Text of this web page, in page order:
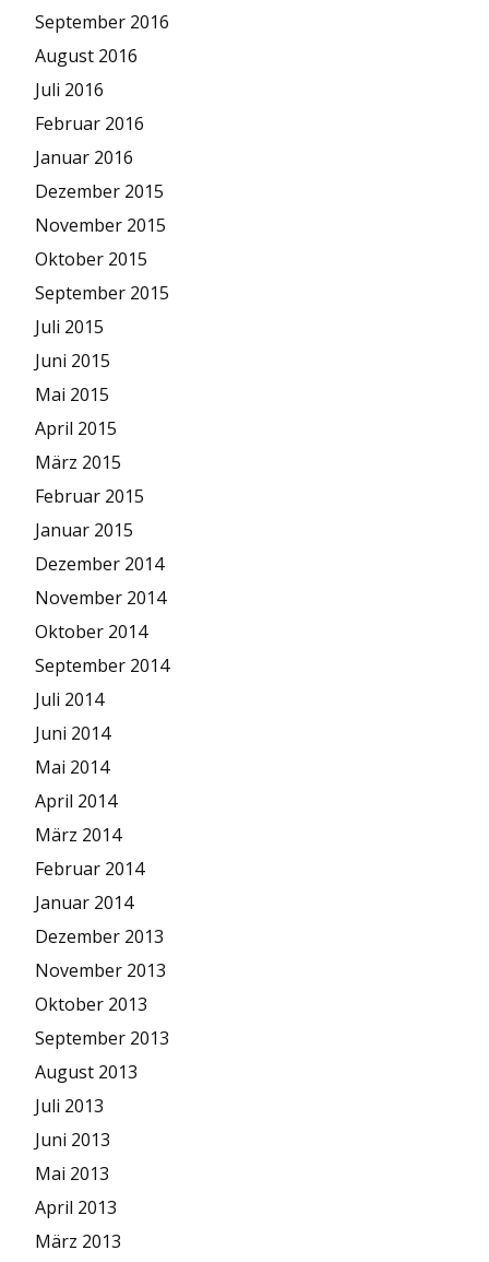
September 2016
August 2016
Juli 2016
Februar 2016
Januar 2016
Dezember 2015
November 2015
Oktober 2015
September 2015
Juli 2015
Juni 2015
Mai 2015
April 2015
März 2015
Februar 2015
Januar 2015
Dezember 2014
November 2014
Oktober 2014
September 2014
Juli 2014
Juni 2014
Mai 2014
April 2014
März 2014
Februar 2014
Januar 2014
Dezember 2013
November 2013
Oktober 2013
September 2013
August 2013
Juli 2013
Juni 2013
Mai 2013
April 2013
März 2013